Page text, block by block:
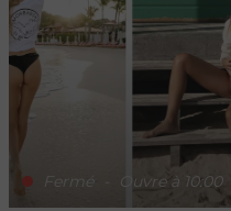
Fermé Ouvre à 10:00